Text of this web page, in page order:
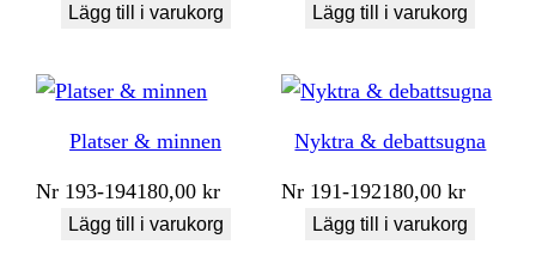
Lägg till i varukorg Lägg till i varukorg
Platser & minnen
Nr 193-194180,00kr
Lägg till i varukorg
Nyktra & debattsugna
Nr 191-192180,00kr
Lägg till i varukorg